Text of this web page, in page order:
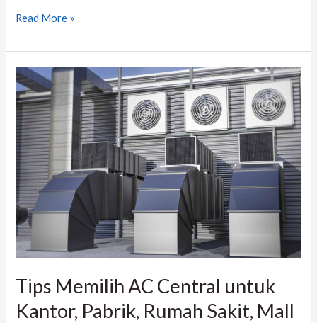
Read More »
Tips Memilih AC Central untuk
Kantor, Pabrik, Rumah Sakit, Mall
Tips
Memilih
AC
Central
untuk
Kantor,
Pabrik,
Rumah
Sakit,
Mall